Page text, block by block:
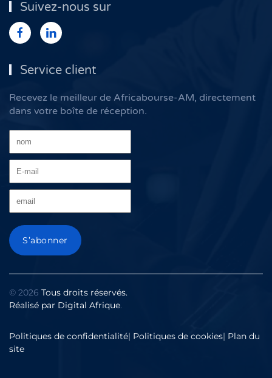
Suivez-nous sur
Service client
Recevez le meilleur de Africabourse-AM, directement
dans votre boîte de réception.
© 2026 Tous droits réservés.
Réalisé par Digital Afrique.
Politiques de confidentialité| Politiques de cookies| Plan du
site